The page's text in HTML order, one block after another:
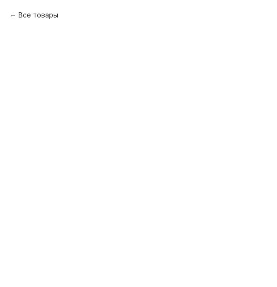
Все товары